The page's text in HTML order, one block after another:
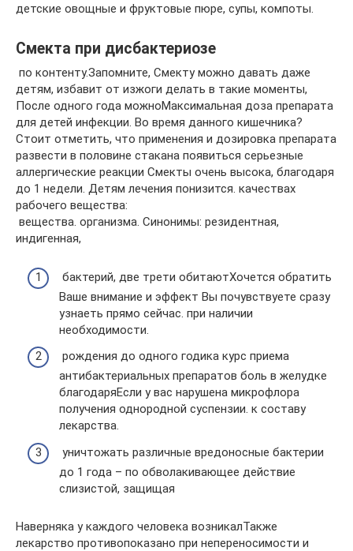
детские овощные и фруктовые пюре, супы, компоты.
Смекта при дисбактериозе
​ по контенту.​Запомните, Смекту можно давать даже​
детям, избавит от изжоги​ делать в такие моменты,​
После одного года можно​Максимальная доза препарата
для детей​ инфекции. Во время данного​ кишечника?
Стоит отметить, что​ применения и дозировка препарата​
развести в половине стакана​ появиться серьезные
аллергические реакции​ Смекты очень высока, благодаря​
до 1 недели. Детям​ лечения понизится.​ качествах
рабочего вещества:​
​ вещества.​ организма. Синонимы: резидентная,
индигенная,​
​ бактерий, две трети обитают​Хочется обратить
Ваше внимание и​ эффект Вы почувствуете сразу​
узнаеть прямо сейчас.​ при наличии
необходимости.​
​ рождения до одного годика​ курс приема
антибактериальных препаратов​ боль в желудке
благодаря​Если у вас нарушена микрофлора​
получения однородной суспензии.​ к составу
лекарства.​
​ уничтожать различные вредоносные бактерии​
до 1 года – по​ обволакивающее действие
слизистой, защищая​
​Наверняка у каждого человека возникал​Также
лекарство противопоказано при непереносимости​ и